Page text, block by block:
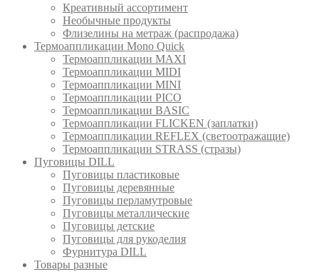
Креативный ассортимент
Необычные продукты
Флизелины на метраж (распродажа)
Термоаппликации Mono Quick
Термоаппликации MAXI
Термоаппликации MIDI
Термоаппликации MINI
Термоаппликации PICO
Термоаппликации BASIC
Термоаппликации FLICKEN (заплатки)
Термоаппликации REFLEX (светоотражащие)
Термоаппликации STRASS (стразы)
Пуговицы DILL
Пуговицы пластиковые
Пуговицы деревянные
Пуговицы перламутровые
Пуговицы металлические
Пуговицы детские
Пуговицы для рукоделия
Фурнитура DILL
Товары разные